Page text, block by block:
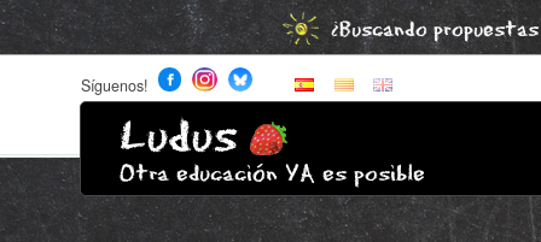
¿Buscando
Síguenos!
Ludus
Otra educación YA es posible